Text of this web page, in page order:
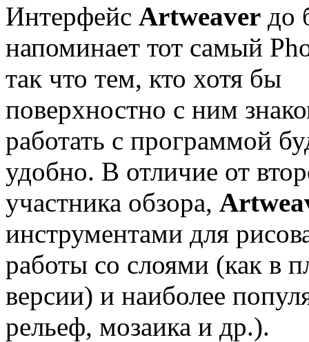
Интерфейс Artweaver до
напоминает тот самый
так что тем, кто хотя бы
поверхностно с ним
работать с программой
удобно. В отличие от
участника обзора,
инструментами для
работы со слоями (как в
версии) и наиболее
рельеф, мозаика и др.).